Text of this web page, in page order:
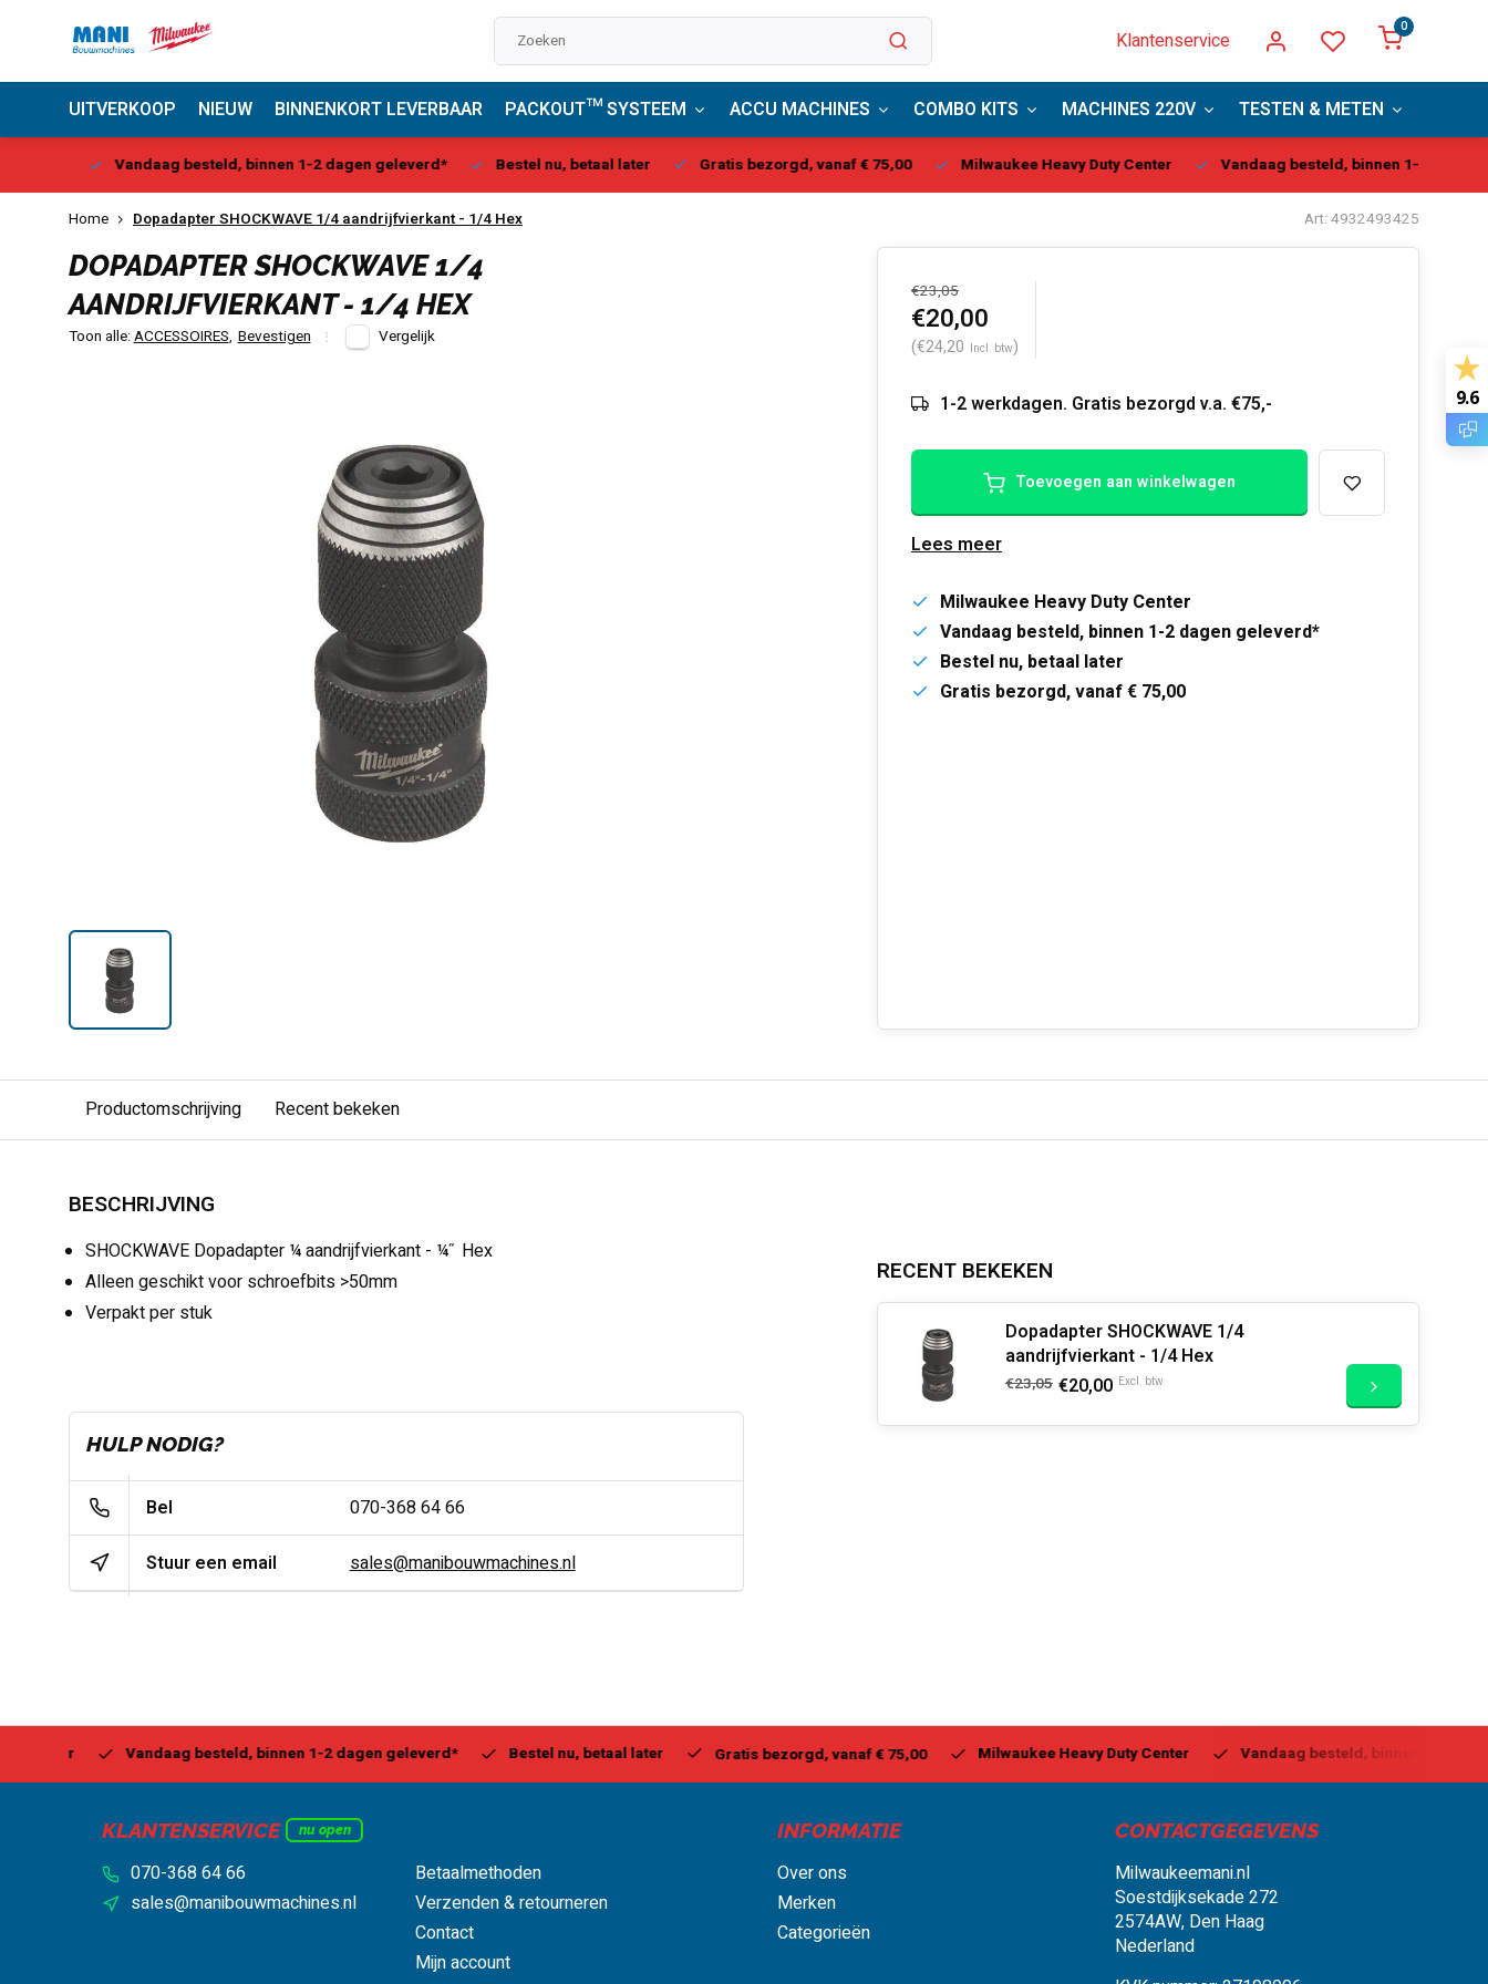
Klantenservice
0
UITVERKOOP NIEUW BINNENKORT LEVERBAAR PACKOUT™ SYSTEEM ACCU MACHINES COMBO KITS MACHINES 220V TESTEN & METEN
Vandaag besteld, binnen 1-2 dagen geleverd* Bestel nu, betaal later Gratis bezorgd, vanaf € 75,00 Milwaukee Heavy Duty Center Vandaag besteld, binnen 1-2 dagen
Home Dopadapter SHOCKWAVE 1/4 aandrijfvierkant - 1/4 Hex Art: 4932493425
DOPADAPTER SHOCKWAVE 1/4
AANDRIJFVIERKANT - 1/4 HEX
Toon alle:ACCESSOIRES, Bevestigen Vergelijk
€23,05
€20,00
(€24,20 Incl. btw)
1-2 werkdagen. Gratis bezorgd v.a. €75,-
Toevoegen aan winkelwagen
Lees meer
Milwaukee Heavy Duty Center
Vandaag besteld, binnen 1-2 dagen geleverd*
Bestel nu, betaal later
Gratis bezorgd, vanaf € 75,00
Productomschrijving Recent bekeken
BESCHRIJVING
SHOCKWAVE Dopadapter ¼ aandrijfvierkant - ¼˝ Hex
Alleen geschikt voor schroefbits >50mm
Verpakt per stuk
HULP NODIG?
Bel 070-368 64 66
Stuur een email sales@manibouwmachines.nl
RECENT BEKEKEN
Dopadapter SHOCKWAVE 1/4
aandrijfvierkant - 1/4 Hex
€23,05 €20,00 Excl. btw
Vandaag besteld, binnen 1-2 dagen geleverd* Bestel nu, betaal later Gratis bezorgd, vanaf € 75,00 Milwaukee Heavy Duty Center Vandaag besteld, binnen 1-2 dagen
KLANTENSERVICE nu open
070-368 64 66
sales@manibouwmachines.nl
Betaalmethoden
Verzenden & retourneren
Contact
Mijn account
INFORMATIE
Over ons
Merken
Categorieën
CONTACTGEGEVENS
Milwaukeemani.nl
Soestdijksekade 272
2574AW, Den Haag
Nederland
9.6